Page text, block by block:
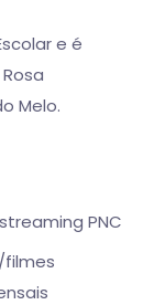
e é
Melo.
PNC